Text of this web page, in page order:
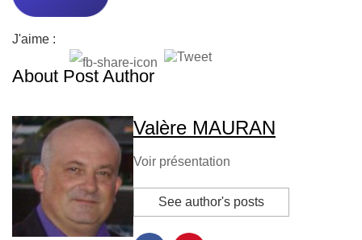
J'aime :
About Post Author
Valère MAURAN
Voir présentation
See author's posts